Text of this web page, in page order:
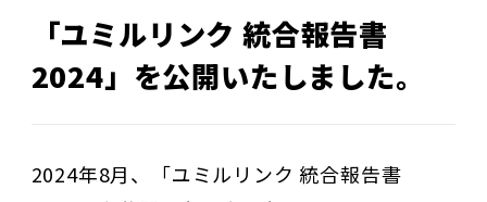
「ユミルリンク 統合報告書
2024」を公開いたしました。
2024年8月、「ユミルリンク 統合報告書